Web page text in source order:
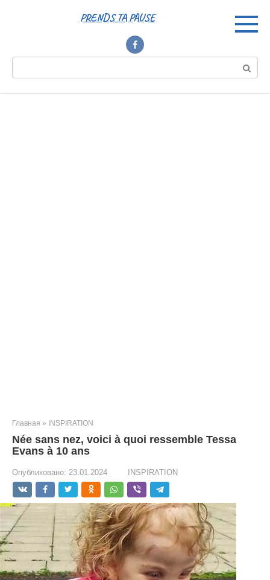
PRENDS TA PAUSE
Главная » INSPIRATION
Née sans nez, voici à quoi ressemble Tessa
Evans à 10 ans
Опубликовано: 23.01.2024 INSPIRATION